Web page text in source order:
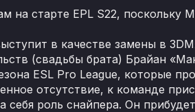
на старте EPL S22, поскольку
в качестве замены в
(свадьбы брата) Брайан
ESL Pro League, которые
отсутствие, к команде
себя роль снайпера. Он